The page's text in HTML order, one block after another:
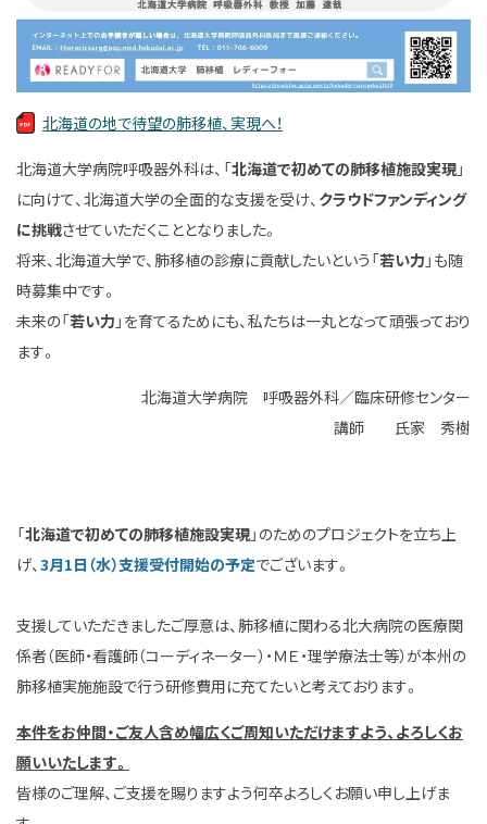
北海道の地で待望の肺移植、実現へ！
北海道大学病院呼吸器外科は、「北海道で初めての肺移植施設実現」
に向けて、北海道大学の全面的な支援を受け、 クラウドファンディング
に挑戦させていただくこととなりました。
将来、北海道大学で、肺移植の診療に貢献したいという「若い力 」も随
時募集中です。
未来の「若い力 」を育てるためにも、私たちは一丸となって頑張っており
ます。
北海道大学病院 呼吸器外科／臨床研修センター
講師 氏家 秀樹
「北海道で初めての肺移植施設実現」のためのプロジェクトを立ち上
げ、3月1日（水）支援受付開始の予定でございます。
支援していただきましたご厚意は、肺移植に関わる北大病院の医療関
係者（医師・看護師（コーディネーター）・ＭＥ・理学療法士等）が本州の
肺移植実施施設で行う研修費用に充てたいと考えております。
本件をお仲間・ご友人含め幅広くご周知いただけますよう、よろしくお
願いいたします。
皆様のご理解、ご支援を賜りますよう何卒よろしくお願い申し上げま